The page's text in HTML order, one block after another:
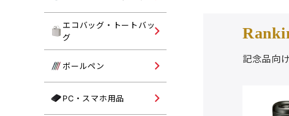
記念品向
エコバッグ・トートバッ
グ
キャンバストートバッグ
ボールペン
PC・スマホ用品